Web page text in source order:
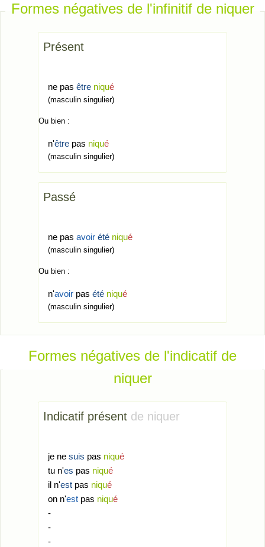
Formes négatives de l'infinitif de niquer
Présent
ne pas être niqué
(masculin singulier)
Ou bien :
n'être pas niqué
(masculin singulier)
Passé
ne pas avoir été niqué
(masculin singulier)
Ou bien :
n'avoir pas été niqué
(masculin singulier)
Formes négatives de l'indicatif de
niquer
Indicatif présent de niquer
je ne suis pas niqué
tu n'es pas niqué
il n'est pas niqué
on n'est pas niqué
-
-
-